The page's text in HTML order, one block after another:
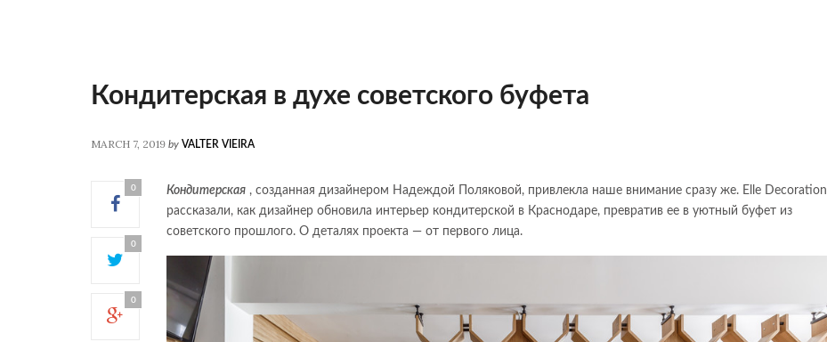
Кондитерская в духе советского буфета
MARCH 7, 2019 by VALTER VIEIRA
0
0
0
Кондитерская , созданная дизайнером Надеждой Поляковой, привлекла наше внимание сразу же. Elle Decoration
рассказали, как дизайнер обновила интерьер кондитерской в Краснодаре, превратив ее в уютный буфет из
советского прошлого. О деталях проекта — от первого лица.